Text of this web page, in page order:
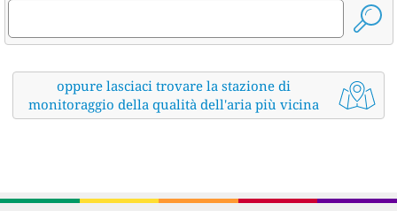
oppure lasciaci trovare la stazione di
monitoraggio della qualità dell'aria più vicina